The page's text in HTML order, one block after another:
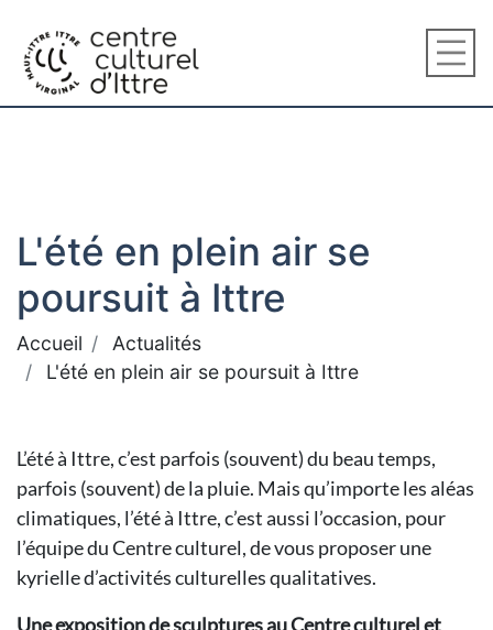
L'été en plein air se
poursuit à Ittre
Accueil
Actualités
L'été en plein air se poursuit à Ittre
L’été à Ittre, c’est parfois (souvent) du beau temps,
parfois (souvent) de la pluie. Mais qu’importe les aléas
climatiques, l’été à Ittre, c’est aussi l’occasion, pour
l’équipe du Centre culturel, de vous proposer une
kyrielle d’activités culturelles qualitatives.
Une exposition de sculptures au Centre culturel et